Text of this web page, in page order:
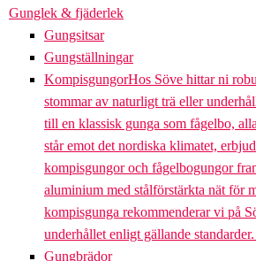
Gunglek & fjäderlek
Gungsitsar
Gungställningar
KompisgungorHos Söve hittar ni
stommar av naturligt trä eller
till en klassisk gunga som fågelbo,
står emot det nordiska klimatet,
kompisgungor och fågelbogungor
aluminium med stålförstärkta nät för
kompisgunga rekommenderar vi på
underhållet enligt gällande
Gungbrädor